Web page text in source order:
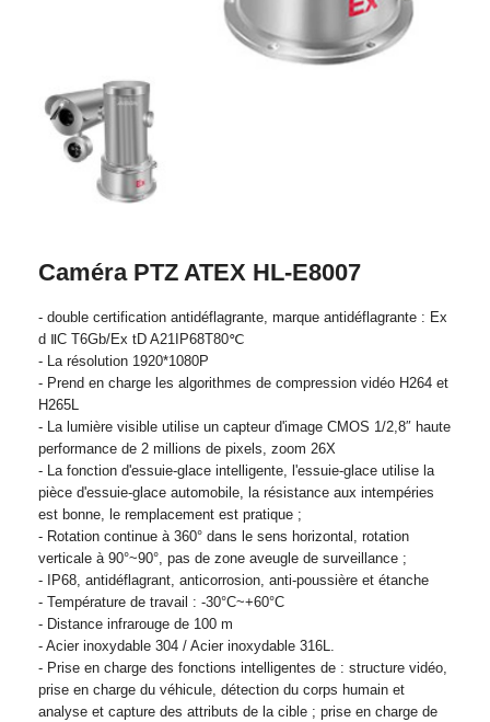
Caméra PTZ ATEX HL-E8007
- double certification antidéflagrante, marque antidéflagrante : Ex
d ⅡC T6Gb/Ex tD A21IP68T80℃
- La résolution 1920*1080P
- Prend en charge les algorithmes de compression vidéo H264 et
H265L
- La lumière visible utilise un capteur d'image CMOS 1/2,8″ haute
performance de 2 millions de pixels, zoom 26X
- La fonction d'essuie-glace intelligente, l'essuie-glace utilise la
pièce d'essuie-glace automobile, la résistance aux intempéries
est bonne, le remplacement est pratique ;
- Rotation continue à 360° dans le sens horizontal, rotation
verticale à 90°~90°, pas de zone aveugle de surveillance ;
- IP68, antidéflagrant, anticorrosion, anti-poussière et étanche
- Température de travail : -30°C~+60°C
- Distance infrarouge de 100 m
- Acier inoxydable 304 / Acier inoxydable 316L.
- Prise en charge des fonctions intelligentes de : structure vidéo,
prise en charge du véhicule, détection du corps humain et
analyse et capture des attributs de la cible ; prise en charge de